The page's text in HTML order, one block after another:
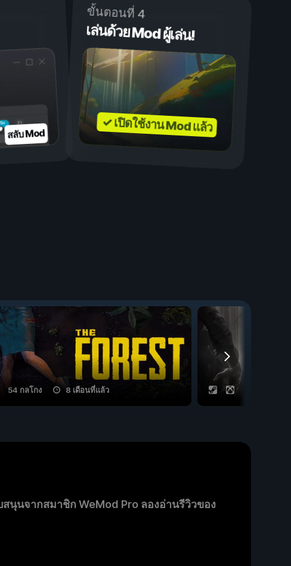
ปิด
สลับ Mod
ขั้นตอนที่ 4
เล่นด้วย Mod ผู้เล่น!
✓ เปิดใช้งาน Mod แล้ว
54 กลโกง 8 เดือนที่แล้ว
นุนจากสมาชิก WeMod Pro ลองอ่านรีวิวของ